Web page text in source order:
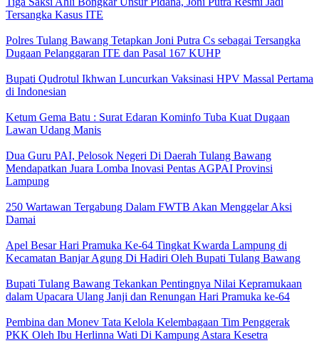
Tersangka Kasus ITE
Polres Tulang Bawang Tetapkan Joni Putra Cs sebagai Tersangka
Dugaan Pelanggaran ITE dan Pasal 167 KUHP
Bupati Qudrotul Ikhwan Luncurkan Vaksinasi HPV Massal Pertama
di Indonesian
Ketum Gema Batu : Surat Edaran Kominfo Tuba Kuat Dugaan
Lawan Udang Manis
Dua Guru PAI, Pelosok Negeri Di Daerah Tulang Bawang
Mendapatkan Juara Lomba Inovasi Pentas AGPAI Provinsi
Lampung
250 Wartawan Tergabung Dalam FWTB Akan Menggelar Aksi
Damai
Apel Besar Hari Pramuka Ke-64 Tingkat Kwarda Lampung di
Kecamatan Banjar Agung Di Hadiri Oleh Bupati Tulang Bawang
Bupati Tulang Bawang Tekankan Pentingnya Nilai Kepramukaan
dalam Upacara Ulang Janji dan Renungan Hari Pramuka ke-64
Pembina dan Monev Tata Kelola Kelembagaan Tim Penggerak
PKK Oleh Ibu Herlinna Wati Di Kampung Astara Kesetra